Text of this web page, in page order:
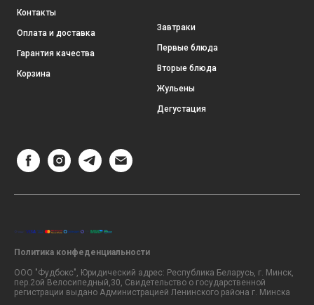
Контакты
Оплата и доставка
Гарантия качества
Корзина
Завтраки
Первые блюда
Вторые блюда
Жульены
Дегустация
Политика конфеденциальности
ООО "Фудбокс", Юридический адрес: Республика Беларусь, г. Минск,
пер.2ой Велосипедный,30, Свидетельство о государственной
регистрации выдано Администрацией Ленинского района г. Минска